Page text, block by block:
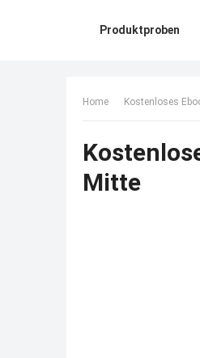
Produktproben
Home Kostenloses
Mitte